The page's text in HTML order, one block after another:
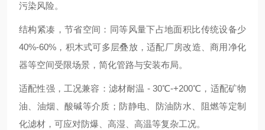
污染风险。
结构紧凑，节省空间 ：同等风量下占地面积比传统设备少
40%-60%，积木式可多层叠放，适配厂房改造、商用净化
器等空间受限场景，简化管路与安装布局。
适配性强，工况兼容 ：滤材耐温 - 30℃-+200℃，适配矿物
油、油烟、酸碱等介质；防静电、防油防水、阻燃等定制
化滤材，可应对防爆、高湿、高温等复杂工况。